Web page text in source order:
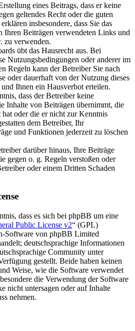
eines Beitrags, dass er keine
geltendes Recht oder die guten
insbesondere, dass Sie das
Ihren Beiträgen verwendeten Links und
zu verwenden.
übt das Hausrecht aus. Bei
Nutzungsbedingungen oder anderer im
Regeln kann der Betreiber Sie nach
oder dauerhaft von der Nutzung dieses
Ihnen ein Hausverbot erteilen.
dass der Betreiber keine
Inhalte von Beiträgen übernimmt, die
hat oder die er nicht zur Kenntnis
dem Betreiber, Ihr
und Funktionen jederzeit zu löschen
darüber hinaus, Ihre Beiträge
gegen o. g. Regeln verstoßen oder
oder einem Dritten Schaden
dass es sich bei phpBB um eine
Public License v2“ (GPL)
Software von phpBB Limited
deutschsprachige Informationen
Community unter
gestellt. Beide haben keinen
Weise, wie die Software verwendet
die Verwendung der Software
nicht untersagen oder auf Inhalte
nehmen.